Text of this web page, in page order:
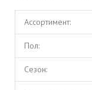
Ассортимент:
Пол:
Сезон: